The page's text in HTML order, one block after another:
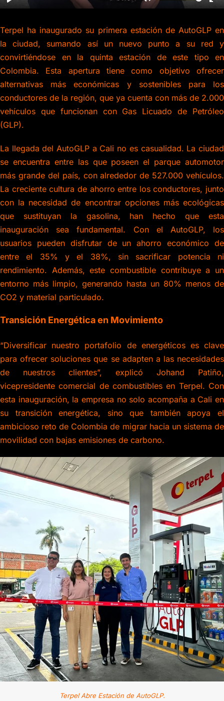
Terpel ha inaugurado su primera estación de AutoGLP en
la ciudad, sumando así un nuevo punto a su red y
convirtiéndose en la quinta estación de este tipo en
Colombia. Esta apertura tiene como objetivo ofrecer
alternativas más económicas y sostenibles para los
conductores de la región, que ya cuenta con más de 2.000
vehículos que funcionan con Gas Licuado de Petróleo
(GLP).
La llegada del AutoGLP a Cali no es casualidad. La ciudad
se encuentra entre las que poseen el parque automotor
más grande del país, con alrededor de 527.000 vehículos.
La creciente cultura de ahorro entre los conductores, junto
con la necesidad de encontrar opciones más ecológicas
que sustituyan la gasolina, han hecho que esta
inauguración sea fundamental. Con el AutoGLP, los
usuarios pueden disfrutar de un ahorro económico de
entre el 35% y el 38%, sin sacrificar potencia ni
rendimiento. Además, este combustible contribuye a un
entorno más limpio, generando hasta un 80% menos de
CO2 y material particulado.
Transición Energética en Movimiento
“Diversificar nuestro portafolio de energéticos es clave
para ofrecer soluciones que se adapten a las necesidades
de nuestros clientes”, explicó Johand Patiño,
vicepresidente comercial de combustibles en Terpel. Con
esta inauguración, la empresa no solo acompaña a Cali en
su transición energética, sino que también apoya el
ambicioso reto de Colombia de migrar hacia un sistema de
movilidad con bajas emisiones de carbono.
Terpel Abre Estación de AutoGLP.